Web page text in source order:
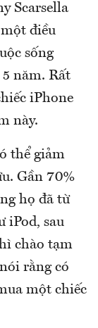
Scarsella
điều
sống
năm. Rất
iPhone
này.
thể giảm
Gần 70%
họ đã từ
iPod, sau
chào tạm
rằng có
một chiếc